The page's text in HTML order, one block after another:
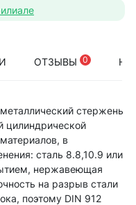
ОТЗЫВЫ 0
стержень
цилиндрической
в
сталь 8.8,10.9 или
нержавеющая
на разрыв стали
поэтому DIN 912